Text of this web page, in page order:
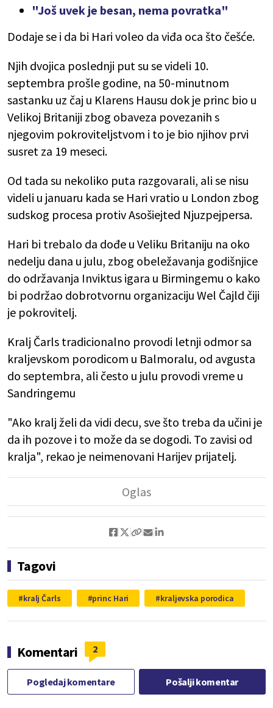
"Još uvek je besan, nema povratka"
Dodaje se i da bi Hari voleo da viđa oca što češće.
Njih dvojica poslednji put su se videli 10.
septembra prošle godine, na 50-minutnom
sastanku uz čaj u Klarens Hausu dok je princ bio u
Velikoj Britaniji zbog obaveza povezanih s
njegovim pokroviteljstvom i to je bio njihov prvi
susret za 19 meseci.
Od tada su nekoliko puta razgovarali, ali se nisu
videli u januaru kada se Hari vratio u London zbog
sudskog procesa protiv Asošiejted Njuzpejpersa.
Hari bi trebalo da dođe u Veliku Britaniju na oko
nedelju dana u julu, zbog obeležavanja godišnjice
do održavanja Inviktus igara u Birmingemu o kako
bi podržao dobrotvornu organizaciju Wel Čajld čiji
je pokrovitelj.
Kralj Čarls tradicionalno provodi letnji odmor sa
kraljevskom porodicom u Balmoralu, od avgusta
do septembra, ali često u julu provodi vreme u
Sandringemu
"Ako kralj želi da vidi decu, sve što treba da učini je
da ih pozove i to može da se dogodi. To zavisi od
kralja", rekao je neimenovani Harijev prijatelj.
Tagovi
kralj Čarls princ Hari kraljevska porodica
Komentari 2
Pogledaj komentare Pošalji komentar